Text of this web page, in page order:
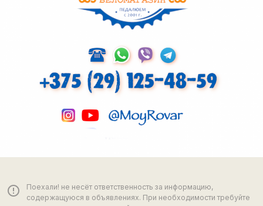
error_outline
Поехали! не несёт ответственность за информацию,
содержащуюся в объявлениях. При необходимости требуйте